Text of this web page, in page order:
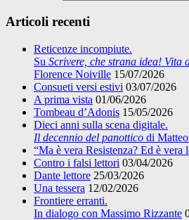
Articoli recenti
Reticenze incompiute.
Su Scrivere, che strana idea! Vita
Florence Noiville 15/07/2026
Consueti versi estivi 03/07/2026
A prima vista 01/06/2026
Tombeau d’Adonis 15/05/2026
Dieci anni sulla scena digitale.
Il decennio del panottico di
“Ma è vera Resistenza? Ed è vera
Contro i falsi lettori 03/04/2026
Dante lettore 25/03/2026
Una tessera 12/02/2026
Frontiere erranti.
In dialogo con Massimo Rizzante